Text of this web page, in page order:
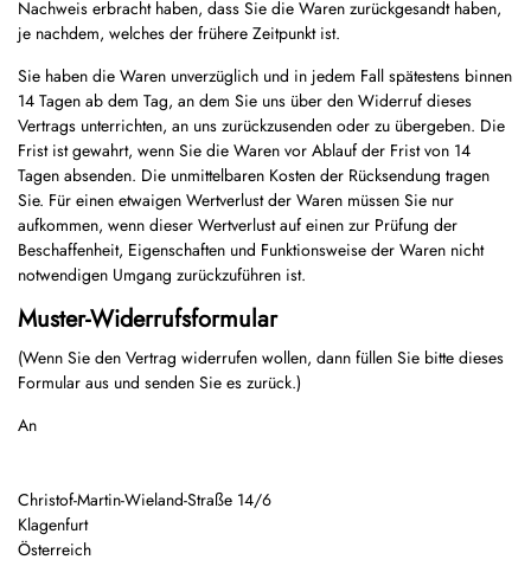
Nachweis erbracht haben, dass Sie die Waren zurückgesandt haben,
je nachdem, welches der frühere Zeitpunkt ist.
Sie haben die Waren unverzüglich und in jedem Fall spätestens binnen
14 Tagen ab dem Tag, an dem Sie uns über den Widerruf dieses
Vertrags unterrichten, an uns zurückzusenden oder zu übergeben. Die
Frist ist gewahrt, wenn Sie die Waren vor Ablauf der Frist von 14
Tagen absenden. Die unmittelbaren Kosten der Rücksendung tragen
Sie. Für einen etwaigen Wertverlust der Waren müssen Sie nur
aufkommen, wenn dieser Wertverlust auf einen zur Prüfung der
Beschaffenheit, Eigenschaften und Funktionsweise der Waren nicht
notwendigen Umgang zurückzuführen ist.
Muster-Widerrufsformular
(Wenn Sie den Vertrag widerrufen wollen, dann füllen Sie bitte dieses
Formular aus und senden Sie es zurück.)
An
Christof-Martin-Wieland-Straße 14/6
Klagenfurt
Österreich